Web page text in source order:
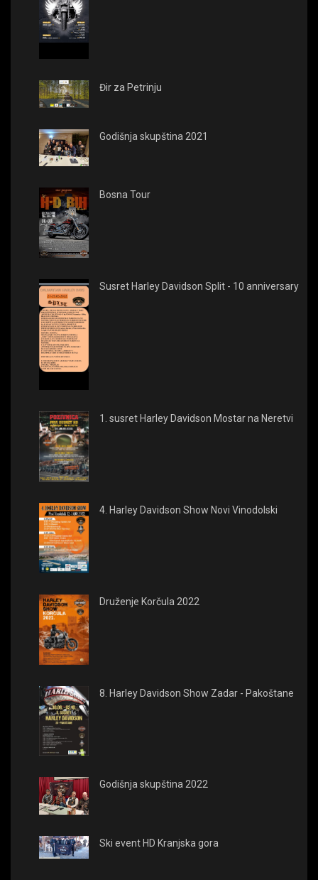
Đir za Petrinju
Godišnja skupština 2021
Bosna Tour
Susret Harley Davidson Split - 10 anniversary
1. susret Harley Davidson Mostar na Neretvi
4. Harley Davidson Show Novi Vinodolski
Druženje Korčula 2022
8. Harley Davidson Show Zadar - Pakoštane
Godišnja skupština 2022
Ski event HD Kranjska gora